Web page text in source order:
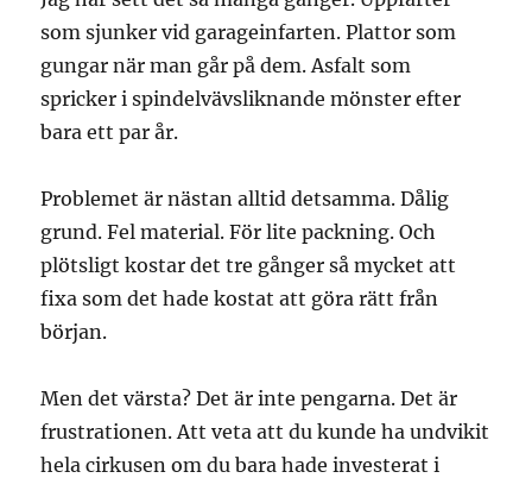
som sjunker vid garageinfarten. Plattor som
gungar när man går på dem. Asfalt som
spricker i spindelvävsliknande mönster efter
bara ett par år.
Problemet är nästan alltid detsamma. Dålig
grund. Fel material. För lite packning. Och
plötsligt kostar det tre gånger så mycket att
fixa som det hade kostat att göra rätt från
början.
Men det värsta? Det är inte pengarna. Det är
frustrationen. Att veta att du kunde ha undvikit
hela cirkusen om du bara hade investerat i